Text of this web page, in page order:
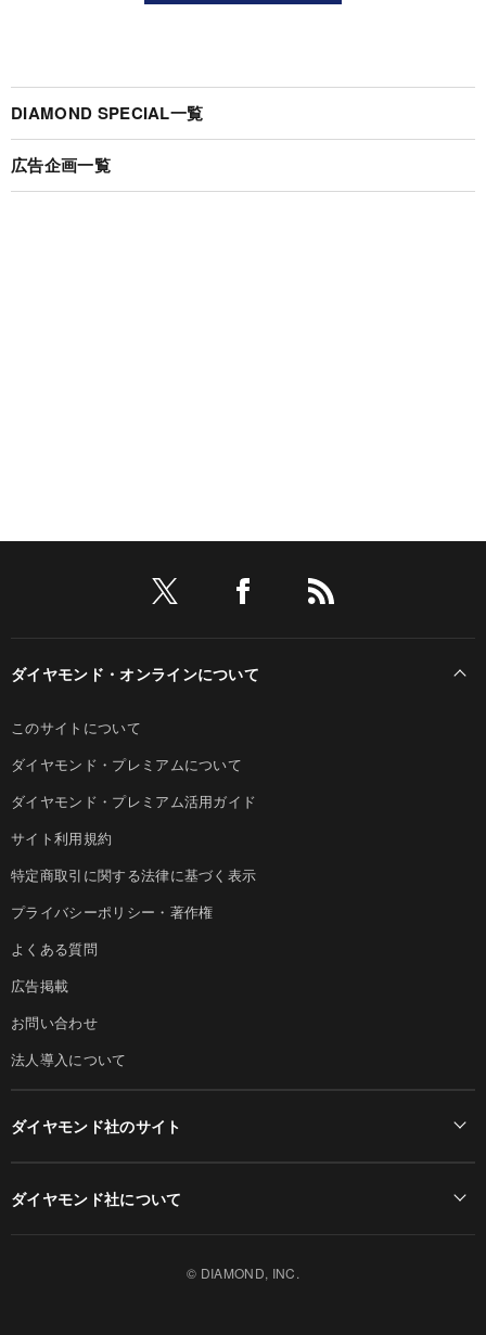
DIAMOND SPECIAL一覧
広告企画一覧
ダイヤモンド・オンラインについて
このサイトについて
ダイヤモンド・プレミアムについて
ダイヤモンド・プレミアム活用ガイド
サイト利用規約
特定商取引に関する法律に基づく表示
プライバシーポリシー・著作権
よくある質問
広告掲載
お問い合わせ
法人導入について
ダイヤモンド社のサイト
ダイヤモンド社について
© DIAMOND, INC.